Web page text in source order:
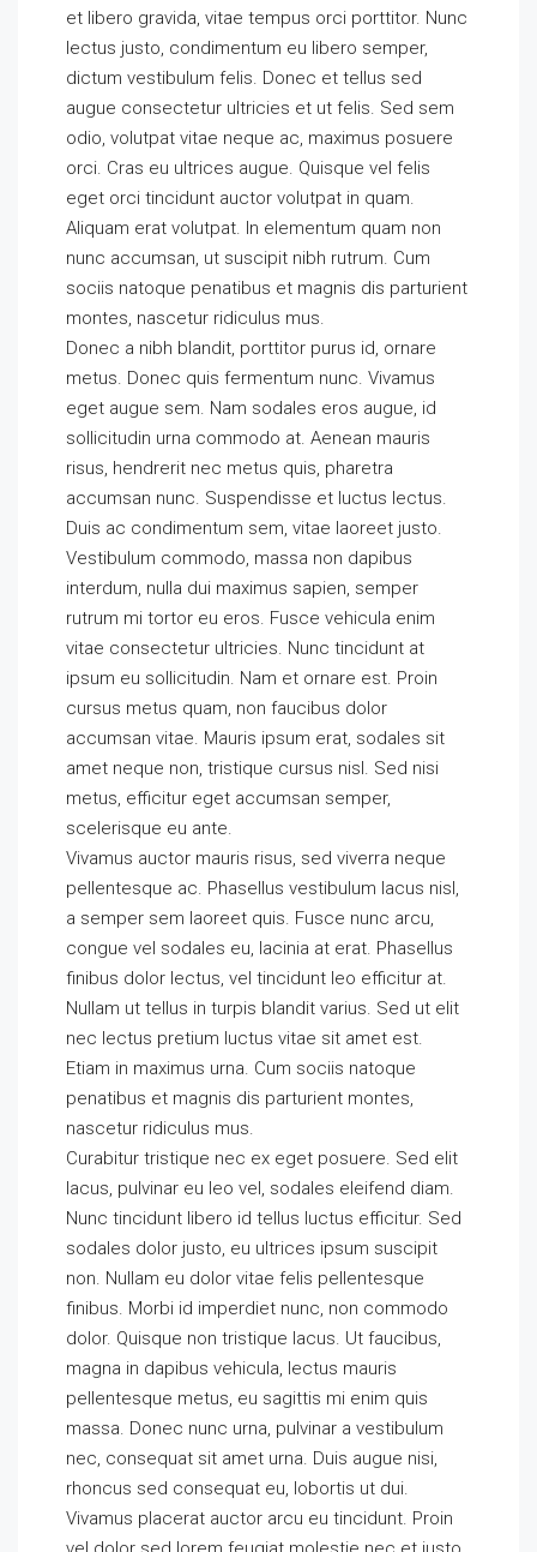
et libero gravida, vitae tempus orci porttitor. Nunc
lectus justo, condimentum eu libero semper,
dictum vestibulum felis. Donec et tellus sed
augue consectetur ultricies et ut felis. Sed sem
odio, volutpat vitae neque ac, maximus posuere
orci. Cras eu ultrices augue. Quisque vel felis
eget orci tincidunt auctor volutpat in quam.
Aliquam erat volutpat. In elementum quam non
nunc accumsan, ut suscipit nibh rutrum. Cum
sociis natoque penatibus et magnis dis parturient
montes, nascetur ridiculus mus.
Donec a nibh blandit, porttitor purus id, ornare
metus. Donec quis fermentum nunc. Vivamus
eget augue sem. Nam sodales eros augue, id
sollicitudin urna commodo at. Aenean mauris
risus, hendrerit nec metus quis, pharetra
accumsan nunc. Suspendisse et luctus lectus.
Duis ac condimentum sem, vitae laoreet justo.
Vestibulum commodo, massa non dapibus
interdum, nulla dui maximus sapien, semper
rutrum mi tortor eu eros. Fusce vehicula enim
vitae consectetur ultricies. Nunc tincidunt at
ipsum eu sollicitudin. Nam et ornare est. Proin
cursus metus quam, non faucibus dolor
accumsan vitae. Mauris ipsum erat, sodales sit
amet neque non, tristique cursus nisl. Sed nisi
metus, efficitur eget accumsan semper,
scelerisque eu ante.
Vivamus auctor mauris risus, sed viverra neque
pellentesque ac. Phasellus vestibulum lacus nisl,
a semper sem laoreet quis. Fusce nunc arcu,
congue vel sodales eu, lacinia at erat. Phasellus
finibus dolor lectus, vel tincidunt leo efficitur at.
Nullam ut tellus in turpis blandit varius. Sed ut elit
nec lectus pretium luctus vitae sit amet est.
Etiam in maximus urna. Cum sociis natoque
penatibus et magnis dis parturient montes,
nascetur ridiculus mus.
Curabitur tristique nec ex eget posuere. Sed elit
lacus, pulvinar eu leo vel, sodales eleifend diam.
Nunc tincidunt libero id tellus luctus efficitur. Sed
sodales dolor justo, eu ultrices ipsum suscipit
non. Nullam eu dolor vitae felis pellentesque
finibus. Morbi id imperdiet nunc, non commodo
dolor. Quisque non tristique lacus. Ut faucibus,
magna in dapibus vehicula, lectus mauris
pellentesque metus, eu sagittis mi enim quis
massa. Donec nunc urna, pulvinar a vestibulum
nec, consequat sit amet urna. Duis augue nisi,
rhoncus sed consequat eu, lobortis ut dui.
Vivamus placerat auctor arcu eu tincidunt. Proin